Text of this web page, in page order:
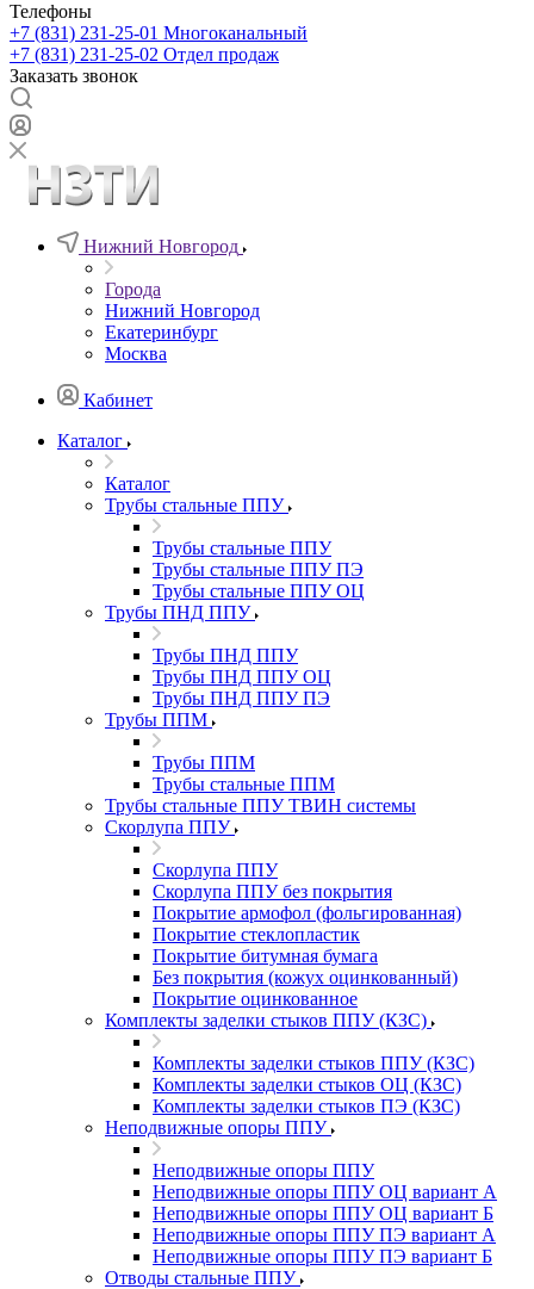
Телефоны
+7 (831) 231-25-01 Многоканальный
+7 (831) 231-25-02 Отдел продаж
Заказать звонок
Нижний Новгород
Города
Нижний Новгород
Екатеринбург
Москва
Кабинет
Каталог
Каталог
Трубы стальные ППУ
Трубы стальные ППУ
Трубы стальные ППУ ПЭ
Трубы стальные ППУ ОЦ
Трубы ПНД ППУ
Трубы ПНД ППУ
Трубы ПНД ППУ ОЦ
Трубы ПНД ППУ ПЭ
Трубы ППМ
Трубы ППМ
Трубы стальные ППМ
Трубы стальные ППУ ТВИН системы
Скорлупа ППУ
Скорлупа ППУ
Скорлупа ППУ без покрытия
Покрытие армофол (фольгированная)
Покрытие стеклопластик
Покрытие битумная бумага
Без покрытия (кожух оцинкованный)
Покрытие оцинкованное
Комплекты заделки стыков ППУ (КЗС)
Комплекты заделки стыков ППУ (КЗС)
Комплекты заделки стыков ОЦ (КЗС)
Комплекты заделки стыков ПЭ (КЗС)
Неподвижные опоры ППУ
Неподвижные опоры ППУ
Неподвижные опоры ППУ ОЦ вариант А
Неподвижные опоры ППУ ОЦ вариант Б
Неподвижные опоры ППУ ПЭ вариант А
Неподвижные опоры ППУ ПЭ вариант Б
Отводы стальные ППУ